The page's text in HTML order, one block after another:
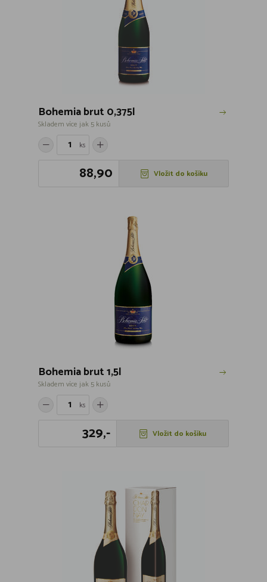
Bohemia brut 0,375l
Skladem více jak 5 kusů
ks
88,90 Vložit do košíku
Bohemia brut 1,5l
Skladem více jak 5 kusů
ks
329,- Vložit do košíku